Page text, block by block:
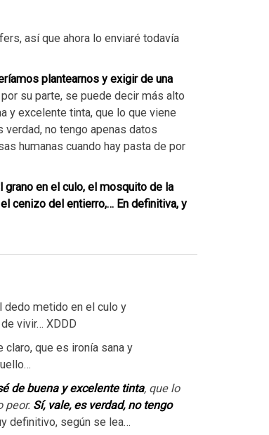
así que ahora lo enviaré todavía
plantearnos y exigir de una
su parte, se puede decir más alto
y excelente tinta, que lo que viene
verdad, no tengo apenas datos
humanas cuando hay pasta de por
grano en el culo, el mosquito de la
cenizo del entierro,… En definitiva, y
dedo metido en el culo y
vivir… XDDD
claro, que es ironía sana y
de buena y excelente tinta, que lo
peor. Sí, vale, es verdad, no tengo
definitivo, según se lea…